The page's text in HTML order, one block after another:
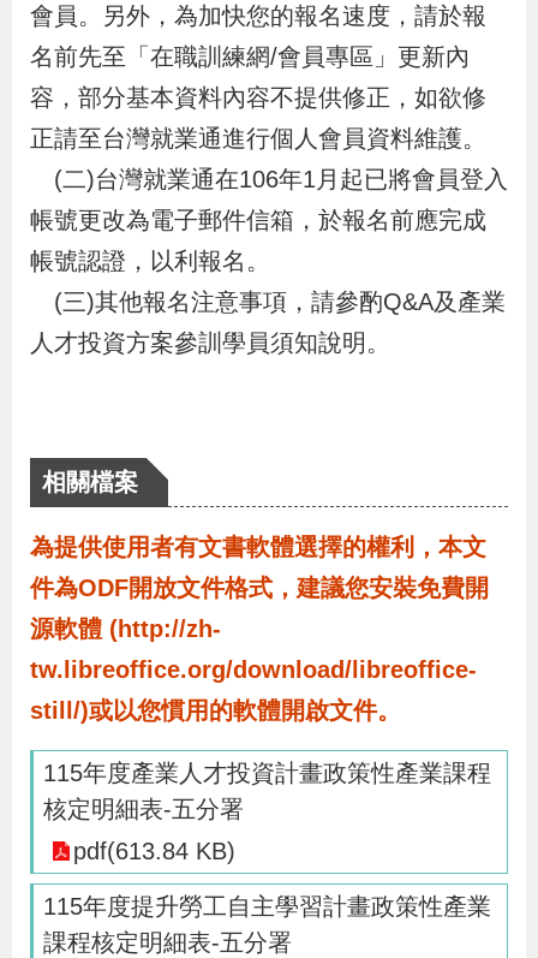
區
相
關
連
網
導
民
信
文
客
統
資
E
g
s
回
頁
R
S
隱
私
權
訊
安
政
策
會員。另外，為加快您的報名速度，請於報
名前先至「在職訓練網/會員專區」更新內
容，部分基本資料內容不提供修正，如欲修
正請至台灣就業通進行個人會員資料維護。
(二)台灣就業通在106年1月起已將會員登入
帳號更改為電子郵件信箱，於報名前應完成
帳號認證，以利報名。
(三)其他報名注意事項，請參酌Q&A及產業
人才投資方案參訓學員須知說明。
相關檔案
為提供使用者有文書軟體選擇的權利，本文
件為ODF開放文件格式，建議您安裝免費開
源軟體 (http://zh-
tw.libreoffice.org/download/libreoffice-
still/)或以您慣用的軟體開啟文件。
115年度產業人才投資計畫政策性產業課程
核定明細表-五分署
pdf(613.84 KB)
115年度提升勞工自主學習計畫政策性產業
課程核定明細表-五分署